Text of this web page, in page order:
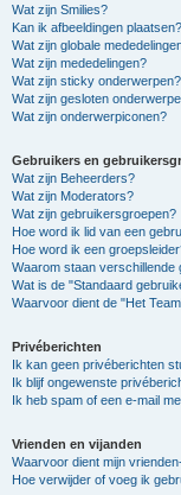
Wat zijn Smilies?
Kan ik afbeeldingen plaatsen?
Wat zijn globale
Wat zijn mededelingen?
Wat zijn sticky onderwerpen?
Wat zijn gesloten
Wat zijn onderwerpiconen?
Gebruikers en
Wat zijn Beheerders?
Wat zijn Moderators?
Wat zijn gebruikersgroepen?
Hoe word ik lid van een
Hoe word ik een
Waarom staan verschillende
Wat is de "Standaard
Waarvoor dient de "Het
Privéberichten
Ik kan geen privéberichten
Ik blijf ongewenste
Ik heb spam of een e-mail
Vrienden en vijanden
Waarvoor dient mijn
Hoe verwijder of voeg ik